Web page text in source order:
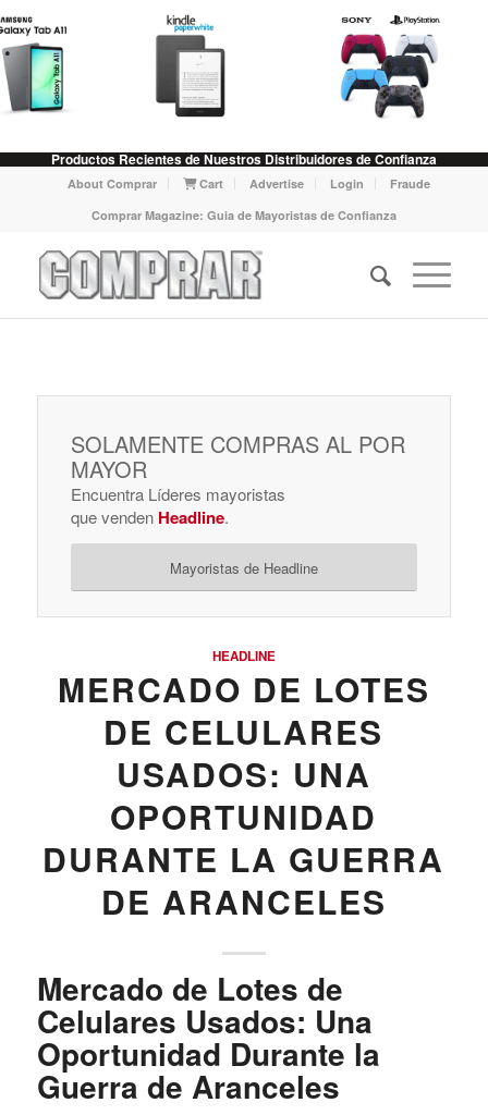
Productos Recientes de Nuestros Distribuidores de Confianza
About Comprar Cart Advertise Login
Fraude
Comprar Magazine: Guia de Mayoristas de Confianza
SOLAMENTE COMPRAS AL POR
MAYOR
Encuentra Líderes mayoristas
que venden Headline.
Mayoristas de Headline
HEADLINE
MERCADO DE LOTES
DE CELULARES
USADOS: UNA
OPORTUNIDAD
DURANTE LA GUERRA
DE ARANCELES
Mercado de Lotes de
Celulares Usados: Una
Oportunidad Durante la
Guerra de Aranceles